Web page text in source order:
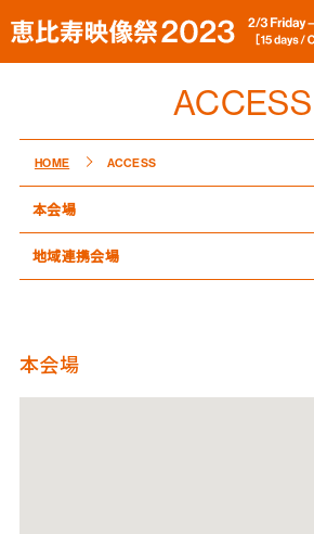
ACCESS
HOME ACCESS
本会場
地域連携会場
本会場